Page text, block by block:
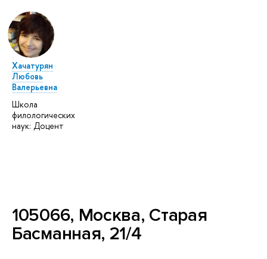
Хачатурян
Любовь
Валерьевна
Школа
филологических
наук: Доцент
105066, Москва, Старая
Басманная, 21/4